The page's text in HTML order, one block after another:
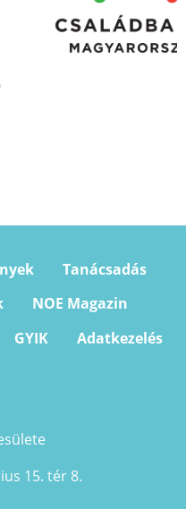
Tanácsadás
NOE Magazin
GYIK Adatkezelés
15. tér 8.